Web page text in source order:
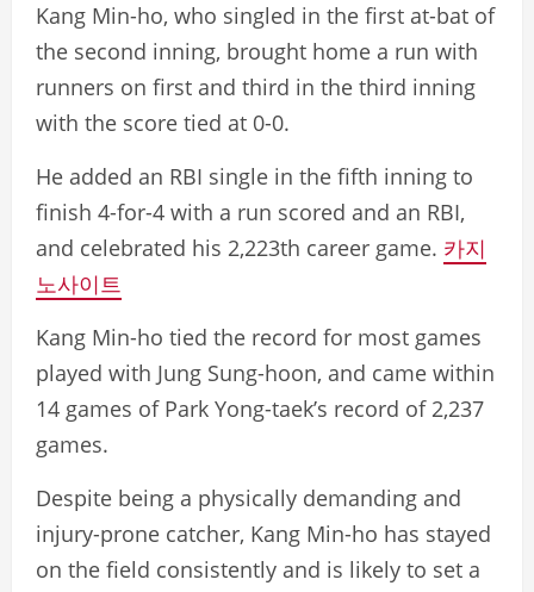
Kang Min-ho, who singled in the first at-bat of
the second inning, brought home a run with
runners on first and third in the third inning
with the score tied at 0-0.
He added an RBI single in the fifth inning to
finish 4-for-4 with a run scored and an RBI,
and celebrated his 2,223th career game. 카지
노사이트
Kang Min-ho tied the record for most games
played with Jung Sung-hoon, and came within
14 games of Park Yong-taek’s record of 2,237
games.
Despite being a physically demanding and
injury-prone catcher, Kang Min-ho has stayed
on the field consistently and is likely to set a